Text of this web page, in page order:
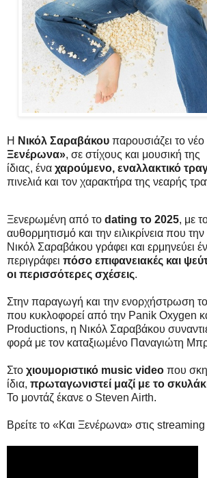
Η Νικόλ Σαραβάκου παρουσιάζει το
Ξενέρωνα», σε στίχους και μουσική της
ίδιας, ένα χαρούμενο, εναλλακτικό
πινελιά και τον χαρακτήρα της νεαρής
Ξενερωμένη από το dating το 2025, με
αυθορμητισμό και την ειλικρίνεια που την
Νικόλ Σαραβάκου γράφει και ερμηνεύει
περιγράφει πόσο επιφανειακές και
οι περισσότερες σχέσεις.
Στην παραγωγή και την ενορχήστρωση
που κυκλοφορεί από την Panik Oxygen
Productions, η Νικόλ Σαραβάκου
φορά με τον καταξιωμένο Παναγιώτη
Στο χιουμοριστικό music video που
ίδια, πρωταγωνιστεί μαζί με το
Το μοντάζ έκανε ο Steven Airth.
Βρείτε το «Και Ξενέρωνα» στις